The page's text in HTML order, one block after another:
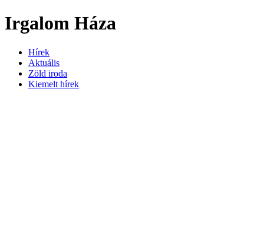
Irgalom Háza
Hírek
Aktuális
Zöld iroda
Kiemelt hírek